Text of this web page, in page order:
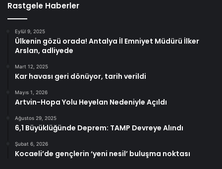
Rastgele Haberler
Eylül 9, 2025
Ülkenin gözü orada! Antalya İl Emniyet Müdürü İlker
Arslan, adliyede
Mart 12, 2025
Kar havası geri dönüyor, tarih verildi
Mayıs 1, 2026
Artvin-Hopa Yolu Heyelan Nedeniyle Açıldı
Ağustos 29, 2025
6,1 Büyüklüğünde Deprem: TAMP Devreye Alındı
Şubat 6, 2026
Kocaeli’de gençlerin ‘yeni nesil’ buluşma noktası